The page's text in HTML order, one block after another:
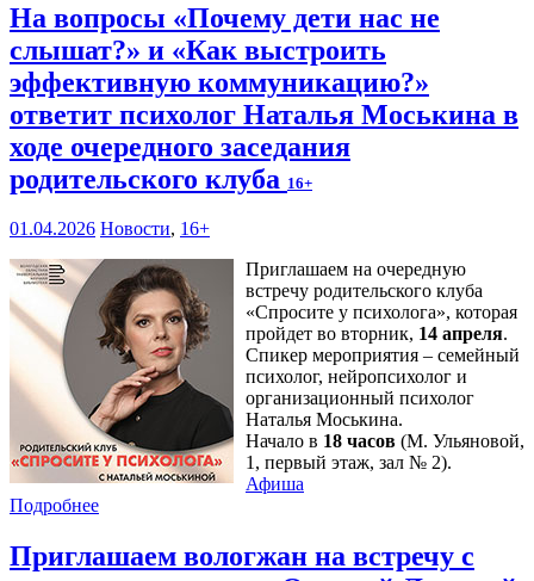
На вопросы «Почему дети нас не
слышат?» и «Как выстроить
эффективную коммуникацию?»
ответит психолог Наталья Моськина в
ходе очередного заседания
родительского клуба 16+
01.04.2026 Новости, 16+
Приглашаем на очередную
встречу родительского клуба
«Спросите у психолога», которая
пройдет во вторник, 14 апреля.
Спикер мероприятия – семейный
психолог, нейропсихолог и
организационный психолог
Наталья Моськина.
Начало в 18 часов (М. Ульяновой,
1, первый этаж, зал № 2).
Афиша
Подробнее
Приглашаем вологжан на встречу с